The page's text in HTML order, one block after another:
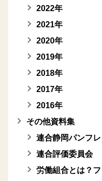
2022年
2021年
2020年
2019年
2018年
2017年
2016年
その他資料集
連合静岡パンフレ
連合評価委員会
労働組合とは？